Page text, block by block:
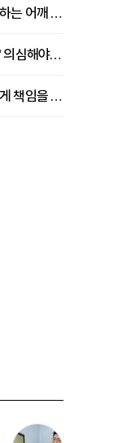
"40대인데 오십견?"...3040도 안심 못하는 어깨 유착성 관절낭염
손발톱 들뜨고 벗겨진다면 '조갑박리증' 의심해야 [김철윤 원장 칼럼]
자율주행자동차 사고, 피해자는 누구에게 책임을 물을 수 있을까